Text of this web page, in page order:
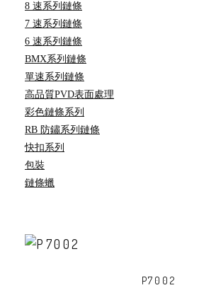
8 速系列鏈條
7 速系列鏈條
6 速系列鏈條
BMX系列鏈條
單速系列鏈條
高品質PVD表面處理
彩色鏈條系列
RB 防鏽系列鏈條
快扣系列
包裝
鏈條蠟
P7002